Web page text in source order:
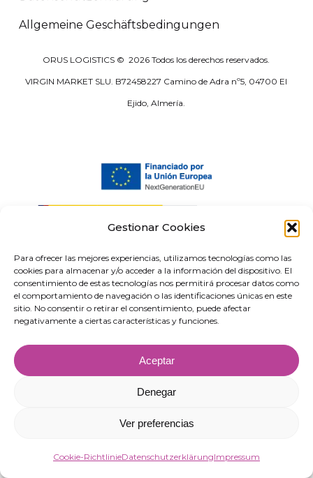
Gestionar Cookies
Para ofrecer las mejores experiencias, utilizamos tecnologías como las
cookies para almacenar y/o acceder a la información del dispositivo. El
consentimiento de estas tecnologías nos permitirá procesar datos como
el comportamiento de navegación o las identificaciones únicas en este
sitio. No consentir o retirar el consentimiento, puede afectar
negativamente a ciertas características y funciones.
Aceptar
Denegar
Ver preferencias
Cookie-RichtlinieDatenschutzerklärungImpressum
Allgemeine Geschäftsbedingungen
ORUS LOGISTICS ©2026 Todos los derechos reservados.
VIRGIN MARKET SLU. B72458227 Camino de Adra nº5, 04700 El
Ejido, Almería.
“VIRGIN MARKET SOCIEDAD LIMITADA war Begünstigte von europäischen
abzielen. Dank dieser Unterstützung wurde ein Aktionsplan gestartet, um die
Digitalisierung und Wettbewerbsfähigkeit der KMU im Jahr 2025 zu stärken.
Hierfür erhielt das Unternehmen Unterstützung durch das Programm
Programa Pyme Digital der Handelskammer von Almería. #EuropaSeSiente”